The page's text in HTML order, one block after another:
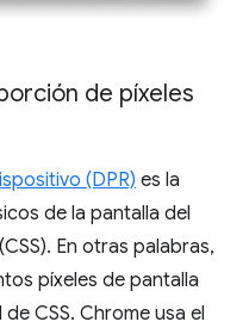
de píxeles
(DPR) es la
de la pantalla del
En otras palabras,
píxeles de pantalla
CSS. Chrome usa el